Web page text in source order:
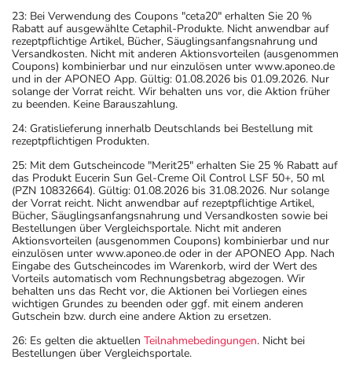
23: Bei Verwendung des Coupons "ceta20" erhalten Sie 20 %
Rabatt auf ausgewählte Cetaphil-Produkte. Nicht anwendbar auf
rezeptpflichtige Artikel, Bücher, Säuglingsanfangsnahrung und
Versandkosten. Nicht mit anderen Aktionsvorteilen (ausgenommen
Coupons) kombinierbar und nur einzulösen unter www.aponeo.de
und in der APONEO App. Gültig: 01.08.2026 bis 01.09.2026. Nur
solange der Vorrat reicht. Wir behalten uns vor, die Aktion früher
zu beenden. Keine Barauszahlung.
24: Gratislieferung innerhalb Deutschlands bei Bestellung mit
rezeptpflichtigen Produkten.
25: Mit dem Gutscheincode "Merit25" erhalten Sie 25 % Rabatt auf
das Produkt Eucerin Sun Gel-Creme Oil Control LSF 50+, 50 ml
(PZN 10832664). Gültig: 01.08.2026 bis 31.08.2026. Nur solange
der Vorrat reicht. Nicht anwendbar auf rezeptpflichtige Artikel,
Bücher, Säuglingsanfangsnahrung und Versandkosten sowie bei
Bestellungen über Vergleichsportale. Nicht mit anderen
Aktionsvorteilen (ausgenommen Coupons) kombinierbar und nur
einzulösen unter www.aponeo.de oder in der APONEO App. Nach
Eingabe des Gutscheincodes im Warenkorb, wird der Wert des
Vorteils automatisch vom Rechnungsbetrag abgezogen. Wir
behalten uns das Recht vor, die Aktionen bei Vorliegen eines
wichtigen Grundes zu beenden oder ggf. mit einem anderen
Gutschein bzw. durch eine andere Aktion zu ersetzen.
26: Es gelten die aktuellen Teilnahmebedingungen. Nicht bei
Bestellungen über Vergleichsportale.